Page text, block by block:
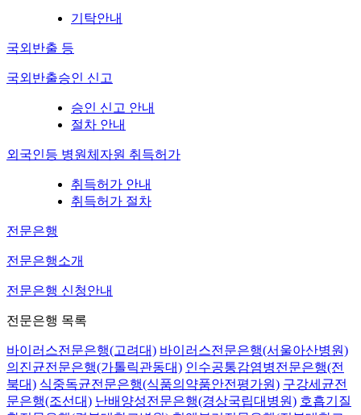
기탁안내
국외반출 등
국외반출승인 신고
승인 신고 안내
절차 안내
외국인등 병원체자원 취득허가
취득허가 안내
취득허가 절차
전문은행
전문은행소개
전문은행 신청안내
전문은행 목록
바이러스전문은행(고려대) 바이러스전문은행(서울아산병원)
의진균전문은행(가톨릭관동대) 인수공통감염병전문은행(전
북대) 식중독균전문은행(식품의약품안전평가원) 구강세균전
문은행(조선대) 난배양성전문은행(경상국립대병원) 호흡기질